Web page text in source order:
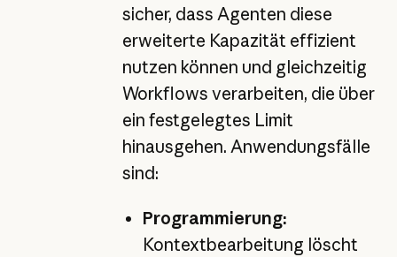
sicher, dass Agenten diese
erweiterte Kapazität effizient
nutzen können und gleichzeitig
Workflows verarbeiten, die über
ein festgelegtes Limit
hinausgehen. Anwendungsfälle
sind:
Programmierung:
Kontextbearbeitung löscht